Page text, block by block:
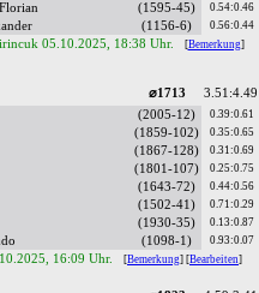
(1595-45) 0.54:0.46
(1156-6) 0.56:0.44
05.10.2025, 18:38 Uhr. [Bemerkung]
⌀1713
3.51:4.49
(2005-12) 0.39:0.61
(1859-102) 0.35:0.65
(1867-128) 0.31:0.69
(1801-107) 0.25:0.75
(1643-72) 0.44:0.56
(1502-41) 0.71:0.29
(1930-35) 0.13:0.87
(1098-1) 0.93:0.07
16:09 Uhr. [Bemerkung] [Bearbeiten]